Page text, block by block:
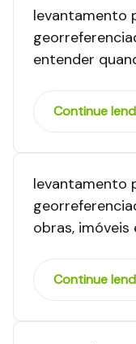
levantamento
entender
Continue
levantamento
obras,
Continue